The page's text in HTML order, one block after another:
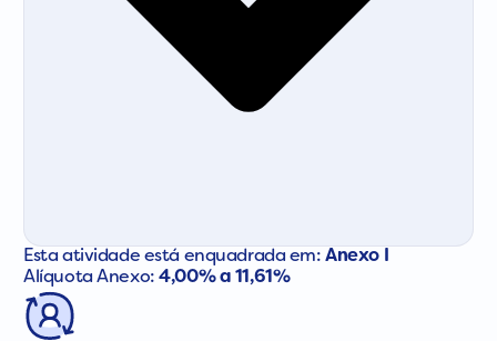
Esta atividade está enquadrada em:Anexo I
Alíquota Anexo:4,00% a 11,61%